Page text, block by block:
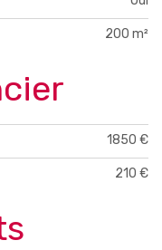
200 m²
1850 €
210 €